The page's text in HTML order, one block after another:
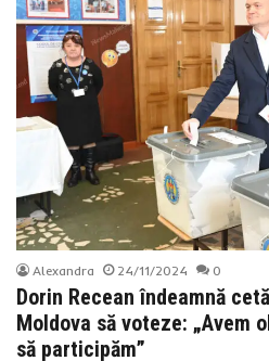
Alexandra 24/11/2024 0
Dorin Recean îndeamnă
Moldova să voteze: „Avem
să participăm”